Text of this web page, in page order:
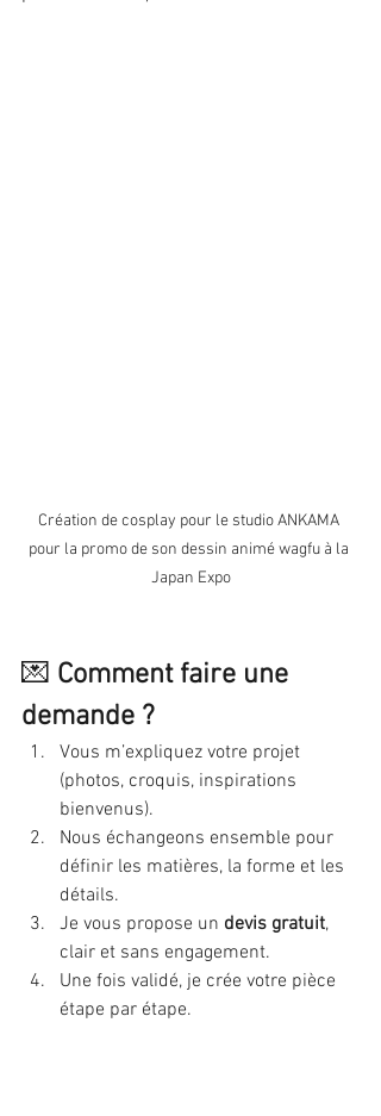
Création de cosplay pour le studio ANKAMA
pour la promo de son dessin animé wagfu à la
Japan Expo
💌 Comment faire une
demande ?
Vous m’expliquez votre projet
(photos, croquis, inspirations
bienvenus).
Nous échangeons ensemble pour
définir les matières, la forme et les
détails.
Je vous propose un devis gratuit,
clair et sans engagement.
Une fois validé, je crée votre pièce
étape par étape.